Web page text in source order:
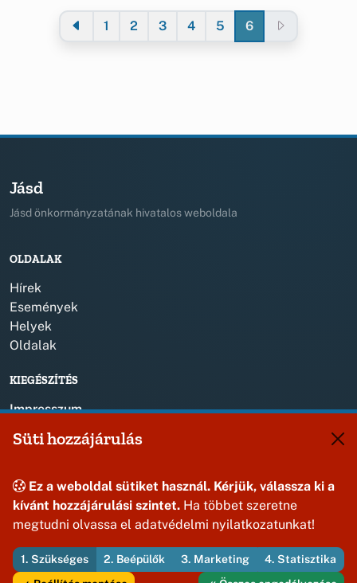
1 2 3 4 5 6
Jásd
Jásd önkormányzatának hivatalos weboldala
OLDALAK
Hírek
Események
Helyek
Oldalak
KIEGÉSZÍTÉS
Impresszum
KAPCSOLAT
jasdonk@jasd.hu
8424 Jásd, Dózsa Gy. út 1.
Süti hozzájárulás
Ez a weboldal sütiket használ. Kérjük, válassza ki a
kívánt hozzájárulási szintet. Ha többet szeretne
megtudni olvassa el adatvédelmi nyilatkozatunkat!
1. Szükséges 2. Beépülők 3. Marketing
4. Statisztika